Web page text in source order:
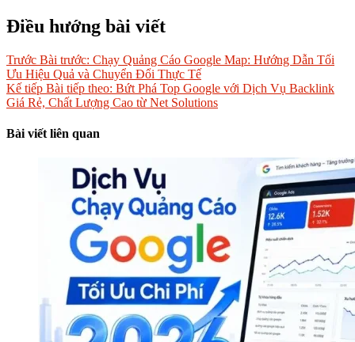
Điều hướng bài viết
Trước Bài trước: Chạy Quảng Cáo Google Map: Hướng Dẫn Tối
Ưu Hiệu Quả và Chuyển Đổi Thực Tế
Kế tiếp Bài tiếp theo: Bứt Phá Top Google với Dịch Vụ Backlink
Giá Rẻ, Chất Lượng Cao từ Net Solutions
Bài viết liên quan